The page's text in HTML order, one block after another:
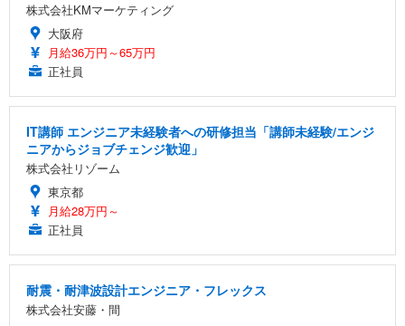
株式会社KMマーケティング
大阪府
月給36万円～65万円
正社員
IT講師 エンジニア未経験者への研修担当「講師未経験/エンジ
ニアからジョブチェンジ歓迎」
株式会社リゾーム
東京都
月給28万円～
正社員
耐震・耐津波設計エンジニア・フレックス
株式会社安藤・間